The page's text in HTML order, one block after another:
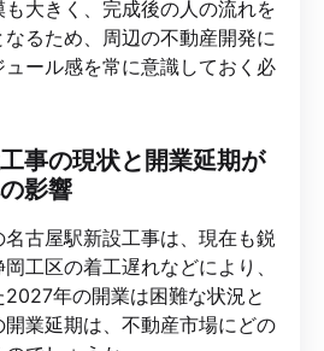
大きく、完成後の人の流れを
るため、周辺の不動産開発に
ール感を常に意識しておく必
事の現状と開業延期が
影響
古屋駅新設工事は、現在も鋭
工区の着工遅れなどにより、
年の開業は困難な状況と
業延期は、不動産市場にどの